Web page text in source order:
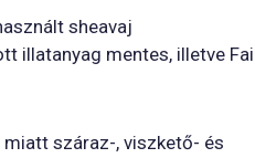
sheavaj
illatanyag mentes, illetve
száraz-, viszkető- és